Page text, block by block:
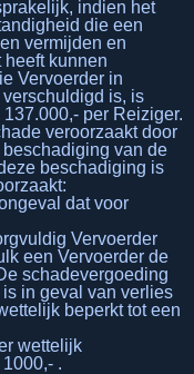
indien het
die een
vermijden en
kunnen
Vervoerder in
is, is
per Reiziger.
veroorzaakt door
van de
beschadiging is
dat voor
Vervoerder
een Vervoerder de
schadevergoeding
in geval van verlies
beperkt tot een
wettelijk
.